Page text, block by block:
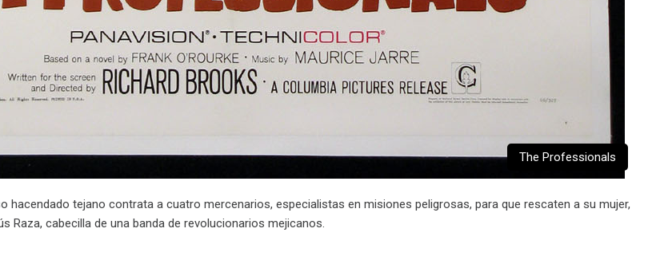
The Professionals
hacendado tejano contrata a cuatro mercenarios, especialistas en misiones peligrosas, para que rescaten a su mujer,
Raza, cabecilla de una banda de revolucionarios mejicanos.